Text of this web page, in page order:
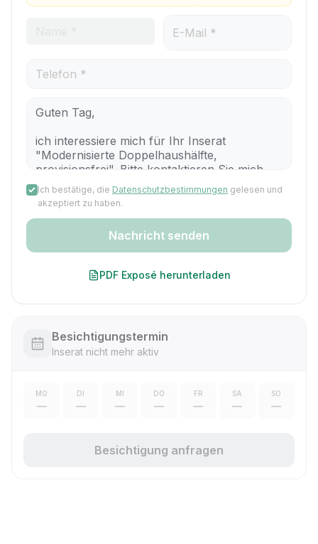
Ich bestätige, die Datenschutzbestimmungen gelesen und
akzeptiert zu haben.
Nachricht senden
PDF Exposé herunterladen
Besichtigungstermin
Inserat nicht mehr aktiv
MO
—
DI
—
MI
—
DO
—
FR
—
SA
—
SO
—
Besichtigung anfragen